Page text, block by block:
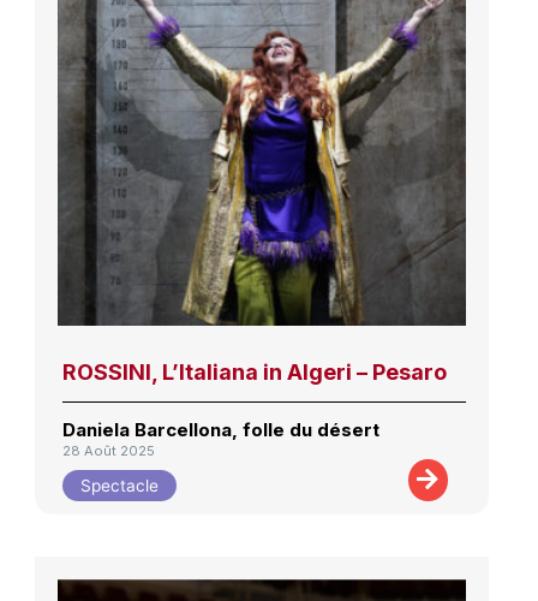
ROSSINI, L’Italiana in Algeri – Pesaro
Daniela Barcellona, folle du désert
28 Août 2025
Spectacle